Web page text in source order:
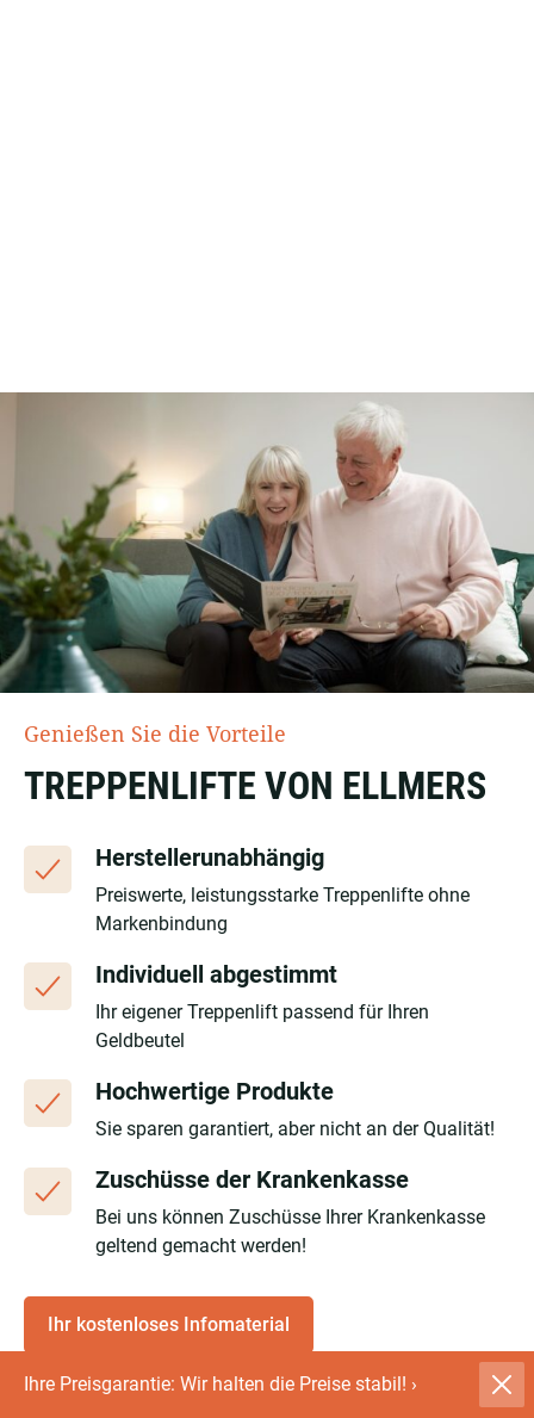
Ihre Preisgarantie: Wir halten die Preise stabil! ›
Genießen Sie die Vorteile
TREPPENLIFTE VON ELLMERS
Herstellerunabhängig
Preiswerte, leistungsstarke Treppenlifte ohne
Markenbindung
Individuell abgestimmt
Ihr eigener Treppenlift passend für Ihren
Geldbeutel
Hochwertige Produkte
Sie sparen garantiert, aber nicht an der Qualität!
Zuschüsse der Krankenkasse
Bei uns können Zuschüsse Ihrer Krankenkasse
geltend gemacht werden!
Ihr kostenloses Infomaterial